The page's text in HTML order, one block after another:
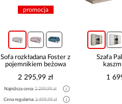
promocja
Sofa rozkładana Foster z
pojemnikiem beżowa
2 295,99 zł
Najniższa cena:2 299,99 zł
Cena regularna:2 499,99 zł
Szafa
1